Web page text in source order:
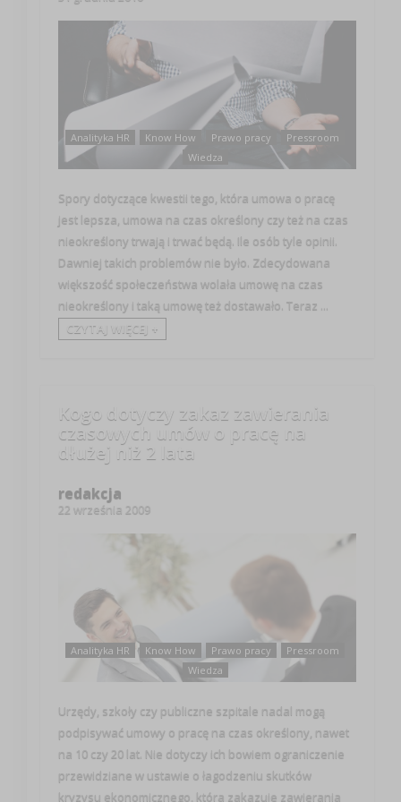
Analityka HR Know How Prawo pracy
Pressroom
Wiedza
Spory dotyczące kwestii tego, która umowa o pracę
jest lepsza, umowa na czas określony czy też na czas
nieokreślony trwają i trwać będą. Ile osób tyle opinii.
Dawniej takich problemów nie było. Zdecydowana
większość społeczeństwa wolała umowę na czas
nieokreślony i taką umowę też dostawało. Teraz ...
CZYTAJ WIĘCEJ +
Kogo dotyczy zakaz zawierania
czasowych umów o pracę na
dłużej niż 2 lata
redakcja
22 września 2009
Analityka HR Know How Prawo pracy
Pressroom
Wiedza
Urzędy, szkoły czy publiczne szpitale nadal mogą
podpisywać umowy o pracę na czas określony, nawet
na 10 czy 20 lat. Nie dotyczy ich bowiem ograniczenie
przewidziane w ustawie o łagodzeniu skutków
kryzysu ekonomicznego, która zakazuje zawierania